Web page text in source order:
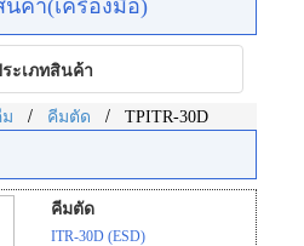
นค้า(เครื่องมือ)
ะเภทสินค้า
/ คีมตัด / TPITR-30D
คีมตัด
ITR-30D (ESD)